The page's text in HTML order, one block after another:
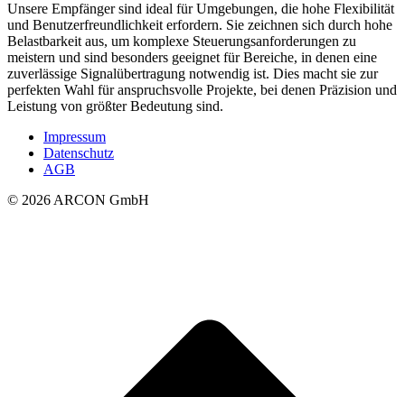
Unsere Empfänger sind ideal für Umgebungen, die hohe Flexibilität
und Benutzerfreundlichkeit erfordern. Sie zeichnen sich durch hohe
Belastbarkeit aus, um komplexe Steuerungsanforderungen zu
meistern und sind besonders geeignet für Bereiche, in denen eine
zuverlässige Signalübertragung notwendig ist. Dies macht sie zur
perfekten Wahl für anspruchsvolle Projekte, bei denen Präzision und
Leistung von größter Bedeutung sind.
Impressum
Datenschutz
AGB
© 2026 ARCON GmbH